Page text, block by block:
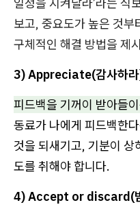
일정을 지켜달라’라는 식
보고, 중요도가 높은 것부
구체적인 해결 방법을 제
3) Appreciate(감사하
피드백을 기꺼이 받아들이
동료가 나에게 피드백한
것을 되새기고, 기분이 상
도를 취해야 합니다.
4) Accept or discard(